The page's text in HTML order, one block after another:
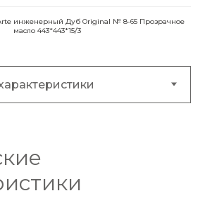
инженерный Дуб Original № 8-65 Прозрачное
масло 443*443*15/3